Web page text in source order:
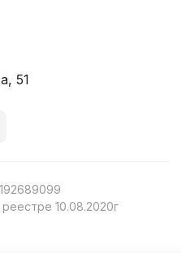
51
10.08.2020г